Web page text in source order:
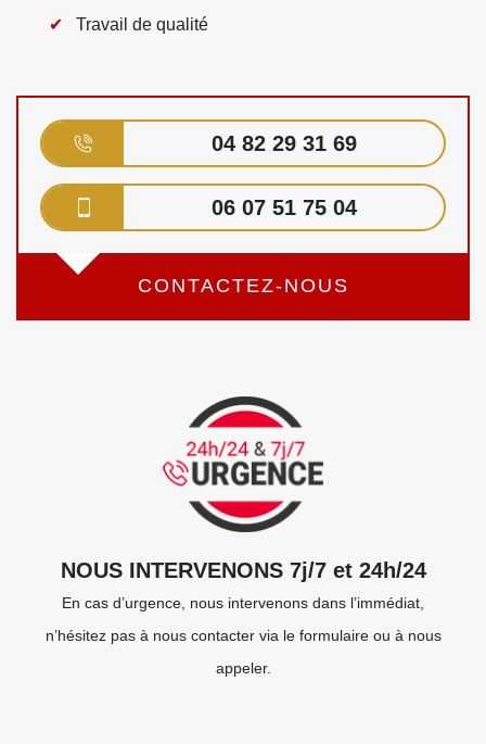
Travail de qualité
04 82 29 31 69
06 07 51 75 04
CONTACTEZ-NOUS
NOUS INTERVENONS 7j/7 et 24h/24
En cas d’urgence, nous intervenons dans l’immédiat,
n’hésitez pas à nous contacter via le formulaire ou à nous
appeler.